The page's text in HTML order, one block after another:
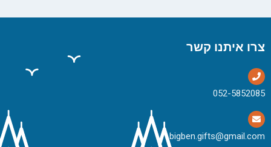
צרו איתנו קשר
bigben.gifts@gmail.com